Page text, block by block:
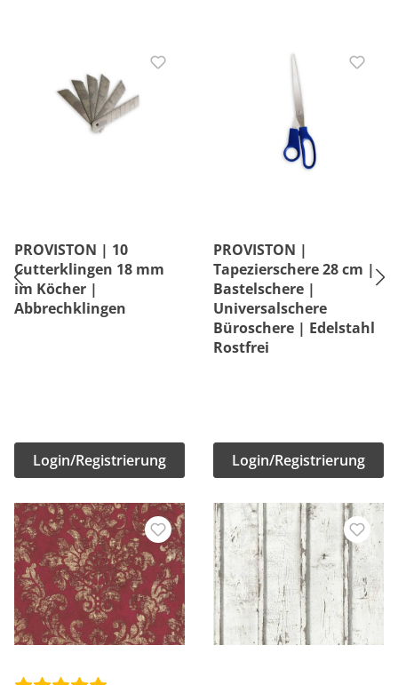
PROVISTON | 10
Cutterklingen 18 mm
im Köcher |
Abbrechklingen
Login/Registrierung
PROVISTON |
Tapezierschere 28 cm |
Bastelschere |
Universalschere
Büroschere | Edelstahl
Rostfrei
Login/Registrierung